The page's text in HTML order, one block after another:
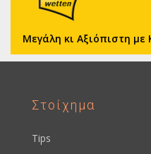
Μεγάλη κι Αξιόπιστη
Στοίχημα
Tips